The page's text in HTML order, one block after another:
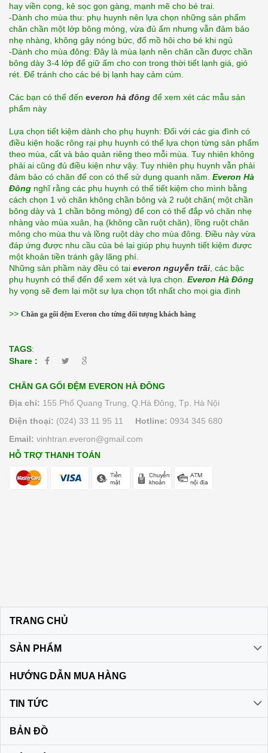
hay viền cọng, kẻ sọc gọn gàng, mạnh mẽ cho bé trai.
-Dành cho mùa thu: phụ huynh nên lựa chọn những sản phẩm
chăn chần một lớp bông mỏng, vừa đủ ấm nhưng vẫn đảm bảo
nhẹ nhàng, không gây nóng bức, đổ mồ hôi cho bé khi ngủ
-Dành cho mùa đông: Đây là mùa lạnh nên chăn cần được chần
bông dày 3-4 lớp để giữ ấm cho con trong thời tiết lạnh giá, gió
rét. Để tránh cho các bé bị lạnh hay cảm cúm.
Các bạn có thể đến everon hà đông để xem xét các mẫu sản
phẩm này
Lựa chọn tiết kiệm dành cho phụ huynh: Đối với các gia đình có
điều kiện hoặc rông rại phụ huynh có thể lựa chọn từng sản phẩm
theo mùa, cất và bảo quản riêng theo mỗi mùa. Tuy nhiên không
phải ai cũng đủ điều kiện như vậy. Tuy nhiên phụ huynh vẫn phải
đảm bảo có chăn để con có thể sử dụng quanh năm. Everon Hà
Đông nghĩ rằng các phụ huynh có thể tiết kiệm cho mình bằng
cách chọn 1 vỏ chăn không chần bông và 2 ruột chăn( một chần
bông dày và 1 chần bông mỏng) để con có thể đắp vỏ chăn nhẹ
nhàng vào mùa xuân, hạ (không cần ruột chăn), lồng ruột chăn
mỏng cho mùa thu và lồng ruột dày cho mùa đông. Điều này vừa
đáp ứng được nhu cầu của bé lại giúp phụ huynh tiết kiệm được
một khoản tiền tránh gây lãng phí.
Những sản phầm này đều có tại everon nguyễn trãi , các bậc
phụ huynh có thể đến để xem xét và lựa chọn. Everon Hà Đông
hy vọng sẽ đem lại một sự lựa chọn tốt nhất cho mọi gia đình
>> Chăn ga gối đệm Everon cho từng đối tượng khách hàng
TAGS:
Share :
CHĂN GA GỐI ĐỆM EVERON HÀ ĐÔNG
Địa chỉ: 155 Phố Quang Trung, Q.Hà Đông, Tp. Hà Nội
Điện thoại: (024) 33 11 95 11 Hotline: 0934 345 680
Email: vinhtran.everon@gmail.com
HỖ TRỢ THANH TOÁN
TRANG CHỦ
SẢN PHẨM
HƯỚNG DẪN MUA HÀNG
TIN TỨC
BẢN ĐỒ